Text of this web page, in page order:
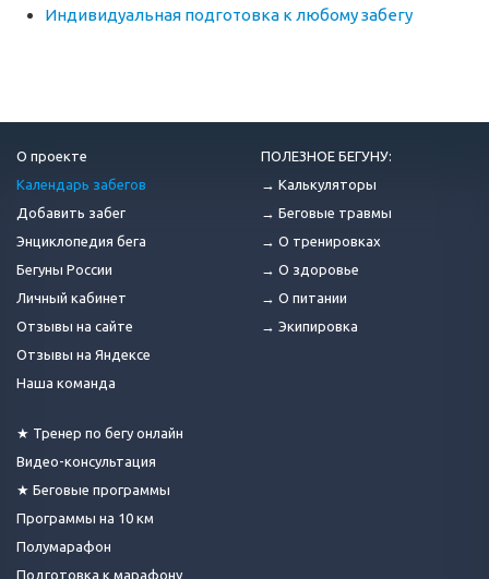
Индивидуальная подготовка к любому забегу
О проекте
Календарь забегов
Добавить забег
Энциклопедия бега
Бегуны России
Личный кабинет
Отзывы на сайте
Отзывы на Яндексе
Наша команда
★ Тренер по бегу онлайн
Видео-консультация
★ Беговые программы
Программы на 10 км
Полумарафон
Подготовка к марафону
ПОЛЕЗНОЕ БЕГУНУ:
→ Калькуляторы
→ Беговые травмы
→ О тренировках
→ О здоровье
→ О питании
→ Экипировка